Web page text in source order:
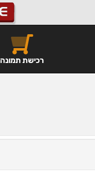
רכישת תמונה